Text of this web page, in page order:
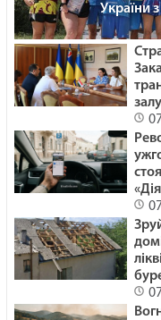
СТАТИ
ЯК
України